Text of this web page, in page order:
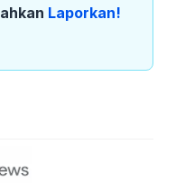
Laporkan!